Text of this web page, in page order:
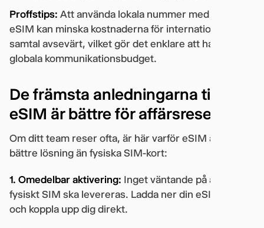
Proffstips: Att använda lokala nummer med Telgeas
eSIM kan minska kostnaderna för internationella
samtal avsevärt, vilket gör det enklare att hantera din
globala kommunikationsbudget.
De främsta anledningarna till att
eSIM är bättre för affärsresenärer
Om ditt team reser ofta, är här varför eSIM är en
bättre lösning än fysiska SIM-kort:
1. Omedelbar aktivering: Inget väntande på att ett
fysiskt SIM ska levereras. Ladda ner din eSIM-profil
och koppla upp dig direkt.